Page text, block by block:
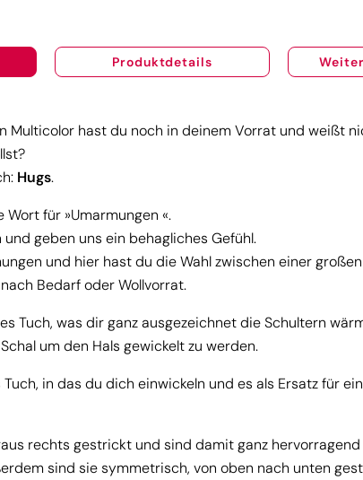
Produktdetails
Multicolor hast du noch in deinem Vorrat und weißt
Hugs.
Wort für »Umarmungen «.
geben uns ein behagliches Gefühl.
und hier hast du die Wahl zwischen einer
Bedarf oder Wollvorrat.
Tuch, was dir ganz ausgezeichnet die Schultern
um den Hals gewickelt zu werden.
in das du dich einwickeln und es als Ersatz für
rechts gestrickt und sind damit ganz
sind sie symmetrisch, von oben nach unten